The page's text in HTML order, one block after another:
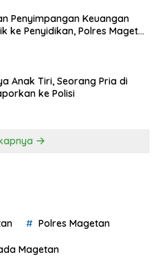
Penyimpangan Keuangan
ke Penyidikan, Polres Magetan
Anak Tiri, Seorang Pria di
ke Polisi
Polres Magetan
Magetan